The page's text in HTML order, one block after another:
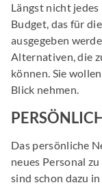
Längst nicht
Budget, das für
ausgegeben
Alternativen, die
können. Sie
Blick nehmen.
Das persönliche
neues Personal
sind schon dazu